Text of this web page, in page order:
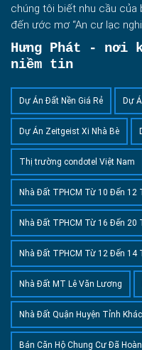
chúng tôi biết nhu cầu của
đến ước mơ “An cư lạc
Hưng Phát - nơi
niềm tin
Dự Án Đất Nền Giá Rẻ Dự
Dự Án Zeitgeist Xi Nhà Bè
Thị trường condotel Việt Nam
Nhà Đất TPHCM Từ 10 Đến 12
Nhà Đất TPHCM Từ 16 Đến 20
Nhà Đất TPHCM Từ 12 Đến 14
Nhà Đất MT Lê Văn Lương
Nhà Đất Quận Huyện Tỉnh Khác
Bán Căn Hộ Chung Cư Đã